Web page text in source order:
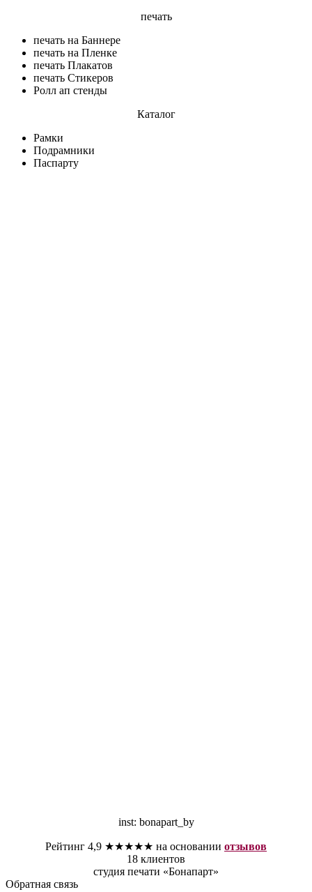
печать
печать на Баннере
печать на Пленке
печать Плакатов
печать Стикеров
Ролл ап стенды
Каталог
Рамки
Подрамники
Паспарту
inst: bonapart_by
Рейтинг 4,9 ★★★★★ на основании отзывов
18 клиентов
студия печати «Бонапарт»
Обратная связь